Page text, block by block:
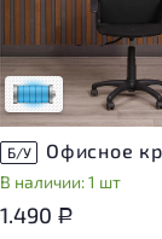
присутствовать
незначительные
эксплуатации
Низкая степень
Б/У
В наличии: 1 шт
1.490 Р